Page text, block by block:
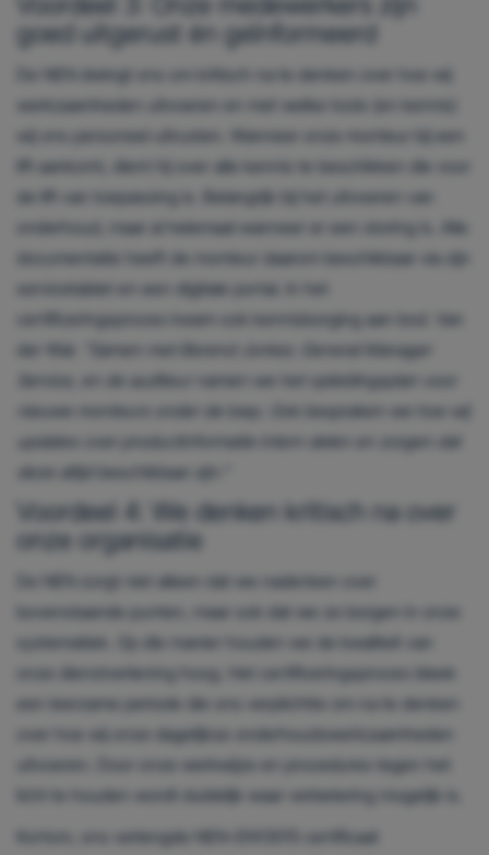
goed uitgerust én geïnformeerd
De NEN dwingt ons om kritisch na te denken over hoe wij
werkzaamheden uitvoeren en met welke tools (en kennis)
wij ons personeel uitrusten. Wanneer onze monteur bij een
lift aankomt, dient hij over alle kennis te beschikken die voor
de lift van toepassing is. Belangrijk bij het uitvoeren van
onderhoud, maar al helemaal wanneer er een storing is. Alle
documentatie heeft de monteur daarom beschikbaar via zijn
servicetablet en een digitale portal. In het
certificeringsproces kwam ook kennisborging aan bod. Van
der Wal:
"Samen met Berend Jonker, General Manager
Service, en de auditeur namen we het opleidingsplan voor
nieuwe monteurs onder de loep. Ook bespraken we hoe wij
updates over productinformatie intern delen en zorgen dat
deze altijd beschikbaar zijn."
Voordeel 4: We denken kritisch na over
onze organisatie
De NEN zorgt niet alleen dat we nadenken over
bovenstaande punten, maar ook dat we ze borgen in onze
systematiek. Op die manier houden we de kwaliteit van
onze dienstverlening hoog. Het certificeringsproces bleek
een leerzame periode die ons verplichtte om na te denken
over hoe wij onze dagelijkse onderhoudswerkzaamheden
uitvoeren. Door onze werkwijze en procedures tegen het
licht te houden wordt duidelijk waar verbetering mogelijk is.
Kortom, ons verlengde NEN-EN13015 certificaat